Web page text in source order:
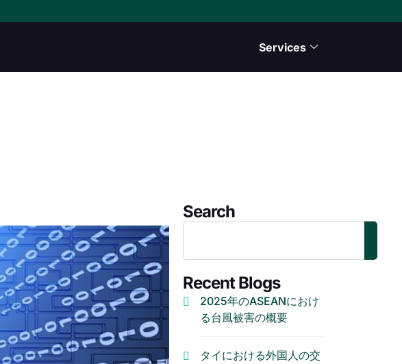
Services
Search
Recent Blogs
2025年のASEANにおけ
る台風被害の概要
タイにおける外国人の交